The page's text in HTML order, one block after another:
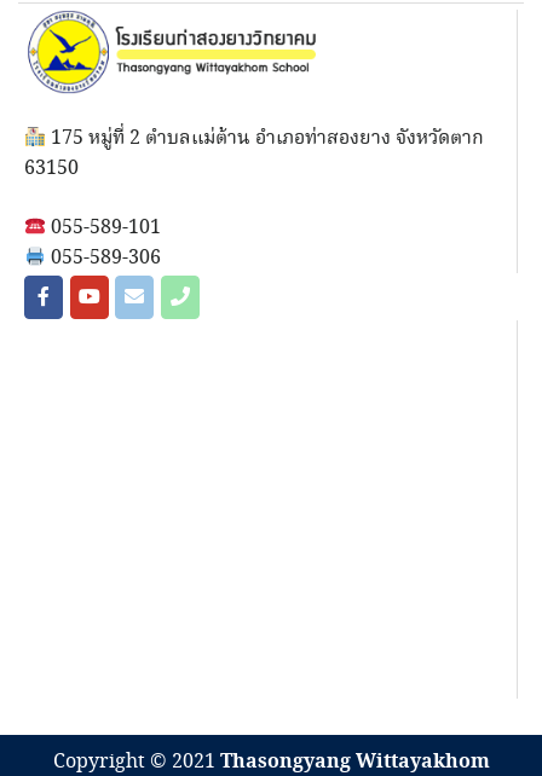
175 หมู่ที่ 2 ตำบลแม่ต้าน อำเภอท่าสองยาง จังหวัดตาก
63150
055-589-101
055-589-306
Copyright © 2021 Thasongyang Wittayakhom